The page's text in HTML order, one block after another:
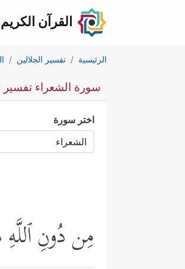
القرآن الكريم
الرئيسية تفسير الجلالين
سورة الشعراء تفسير
اختر سورة
مِن دُونِ